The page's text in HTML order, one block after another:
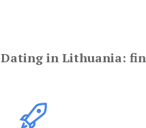
Dating in Lithuania: